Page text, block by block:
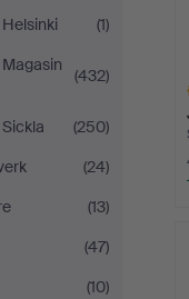
(1)
(432)
(250)
(24)
(13)
(47)
(10)